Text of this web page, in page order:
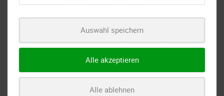
Auswahl speichern
Alle akzeptieren
Alle ablehnen
Rosenabschnitte und -stöcke werden auf dem
großen Schredderplatz ganz hinten links in einem
extra Kompostgestell gesammelt.
Verwertbare Gartenabfälle werden auf dem kleinen
Schredderplatz in mittlerweile 8 Kompostkisten